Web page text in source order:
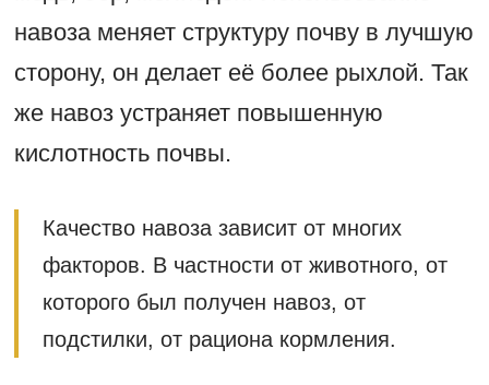
навоза меняет структуру почву в лучшую
сторону, он делает её более рыхлой. Так
же навоз устраняет повышенную
кислотность почвы.
Качество навоза зависит от многих
факторов. В частности от животного, от
которого был получен навоз, от
подстилки, от рациона кормления.